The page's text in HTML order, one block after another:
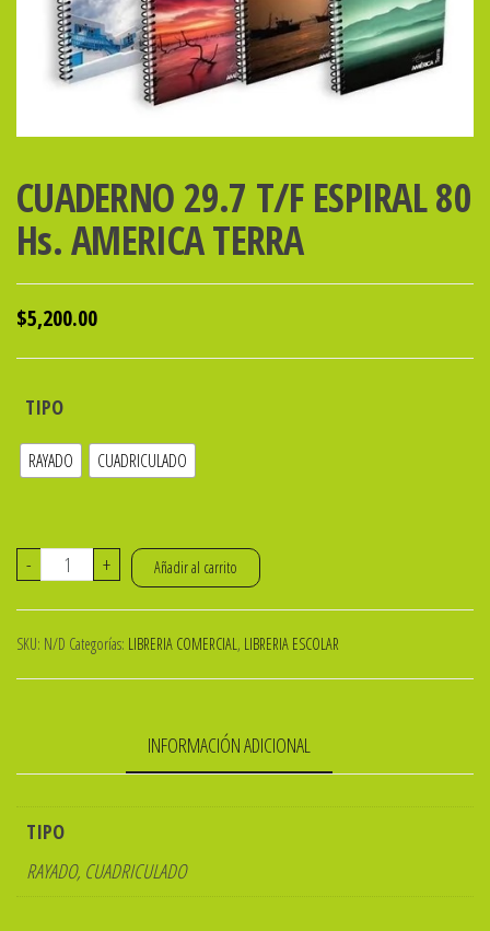
CUADERNO 29.7 T/F ESPIRAL 80
Hs. AMERICA TERRA
$5,200.00
TIPO
RAYADO CUADRICULADO
-
CUADERNO
ESPIRAL
80
TERRA
+ Añadir al carrito
SKU: N/D Categorías: LIBRERIA COMERCIAL, LIBRERIA ESCOLAR
INFORMACIÓN ADICIONAL
TIPO
RAYADO, CUADRICULADO